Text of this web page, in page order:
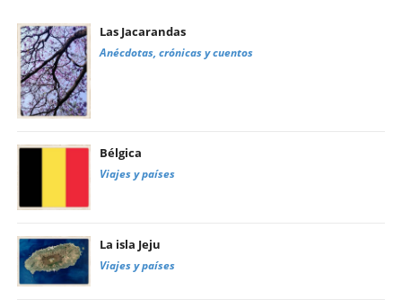
Las Jacarandas
Anécdotas, crónicas y cuentos
Bélgica
Viajes y países
La isla Jeju
Viajes y países